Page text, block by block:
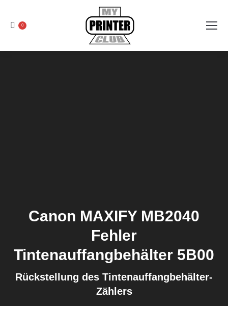
0
Canon MAXIFY MB2040
Fehler
Tintenauffangbehälter 5B00
Rückstellung des Tintenauffangbehälter-
Zählers